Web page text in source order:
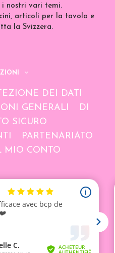
i nostri vari temi.
articoli per la tavola e
la Svizzera.
DEI DATI
GENERALI
DI
SICURO
PARTENARIATO
MIO CONTO